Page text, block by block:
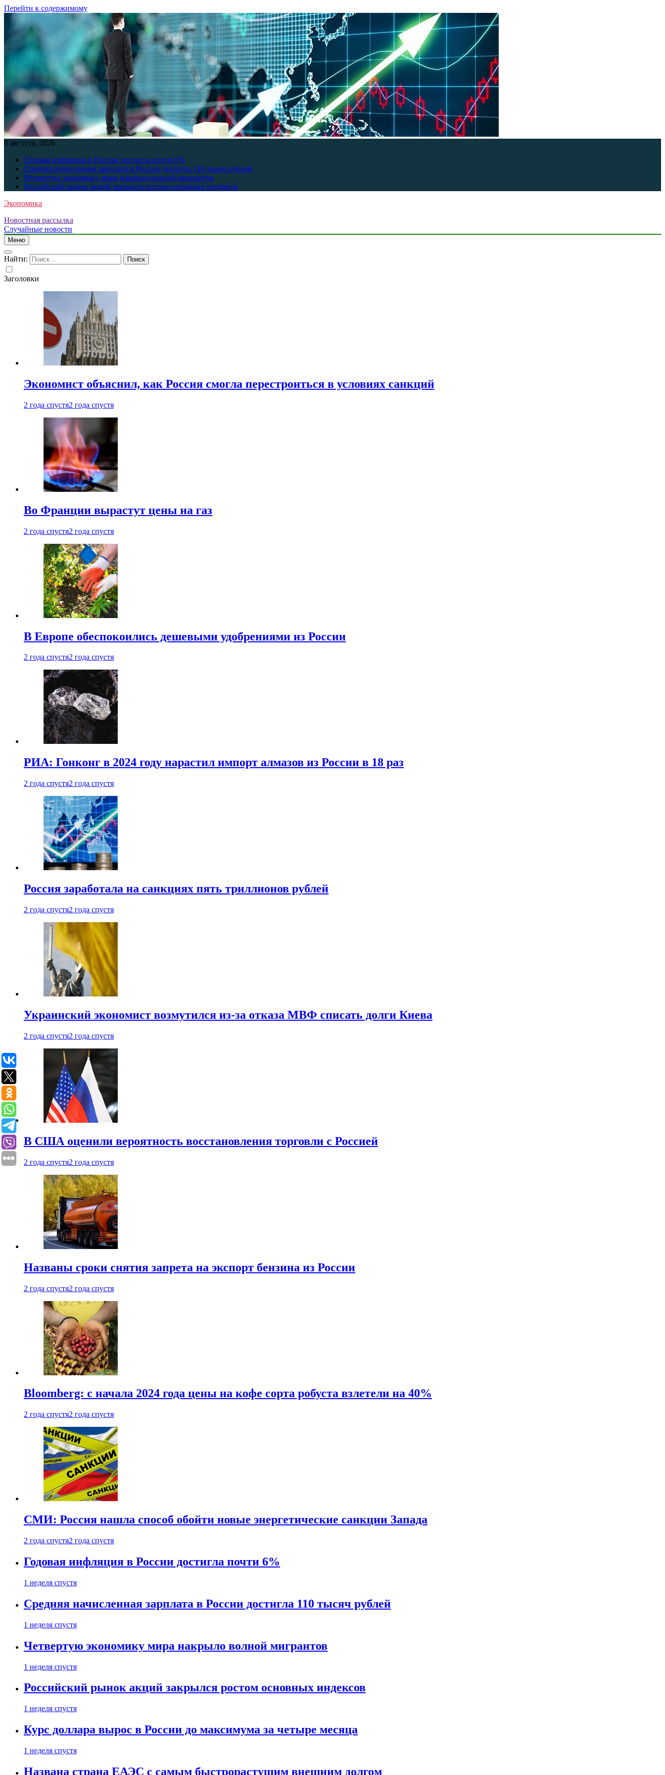
Перейти к содержимому
8 августа, 2026
Годовая инфляция в России достигла почти 6%
Средняя начисленная зарплата в России достигла 110 тысяч рублей
Четвертую экономику мира накрыло волной мигрантов
Российский рынок акций закрылся ростом основных индексов
Экономика
Новостная рассылка
Случайные новости
Меню
Найти:
Заголовки
Экономист объяснил, как Россия смогла перестроиться в условиях санкций
2 года спустя2 года спустя
Во Франции вырастут цены на газ
2 года спустя2 года спустя
В Европе обеспокоились дешевыми удобрениями из России
2 года спустя2 года спустя
РИА: Гонконг в 2024 году нарастил импорт алмазов из России в 18 раз
2 года спустя2 года спустя
Россия заработала на санкциях пять триллионов рублей
2 года спустя2 года спустя
Украинский экономист возмутился из-за отказа МВФ списать долги Киева
2 года спустя2 года спустя
В США оценили вероятность восстановления торговли с Россией
2 года спустя2 года спустя
Названы сроки снятия запрета на экспорт бензина из России
2 года спустя2 года спустя
Bloomberg: с начала 2024 года цены на кофе сорта робуста взлетели на 40%
2 года спустя2 года спустя
СМИ: Россия нашла способ обойти новые энергетические санкции Запада
2 года спустя2 года спустя
Годовая инфляция в России достигла почти 6%
1 неделя спустя
Средняя начисленная зарплата в России достигла 110 тысяч рублей
1 неделя спустя
Четвертую экономику мира накрыло волной мигрантов
1 неделя спустя
Российский рынок акций закрылся ростом основных индексов
1 неделя спустя
Курс доллара вырос в России до максимума за четыре месяца
1 неделя спустя
Названа страна ЕАЭС с самым быстрорастущим внешним долгом